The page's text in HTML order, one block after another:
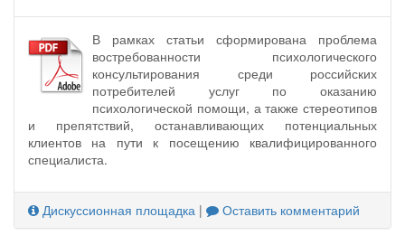
В рамках статьи сформирована проблема
востребованности психологического
консультирования среди российских
потребителей услуг по оказанию
психологической помощи, а также стереотипов
и препятствий, останавливающих потенциальных
клиентов на пути к посещению квалифицированного
специалиста.
Дискуссионная площадка | Оставить комментарий